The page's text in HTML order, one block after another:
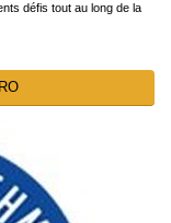
défis tout au long de la